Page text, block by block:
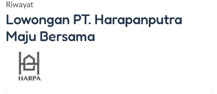
Riwayat
Lowongan PT. Harapanputra
Maju Bersama